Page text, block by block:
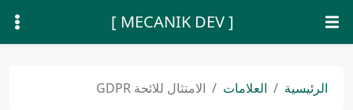
[ MECANIK DEV ]
الرئيسية العلامات الامتثال للائحة GDPR